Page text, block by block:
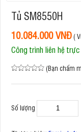
Tủ SM8550H
10.084.000 VNĐ(
Công trình liên hệ
(Bạn chấm
Số lượng